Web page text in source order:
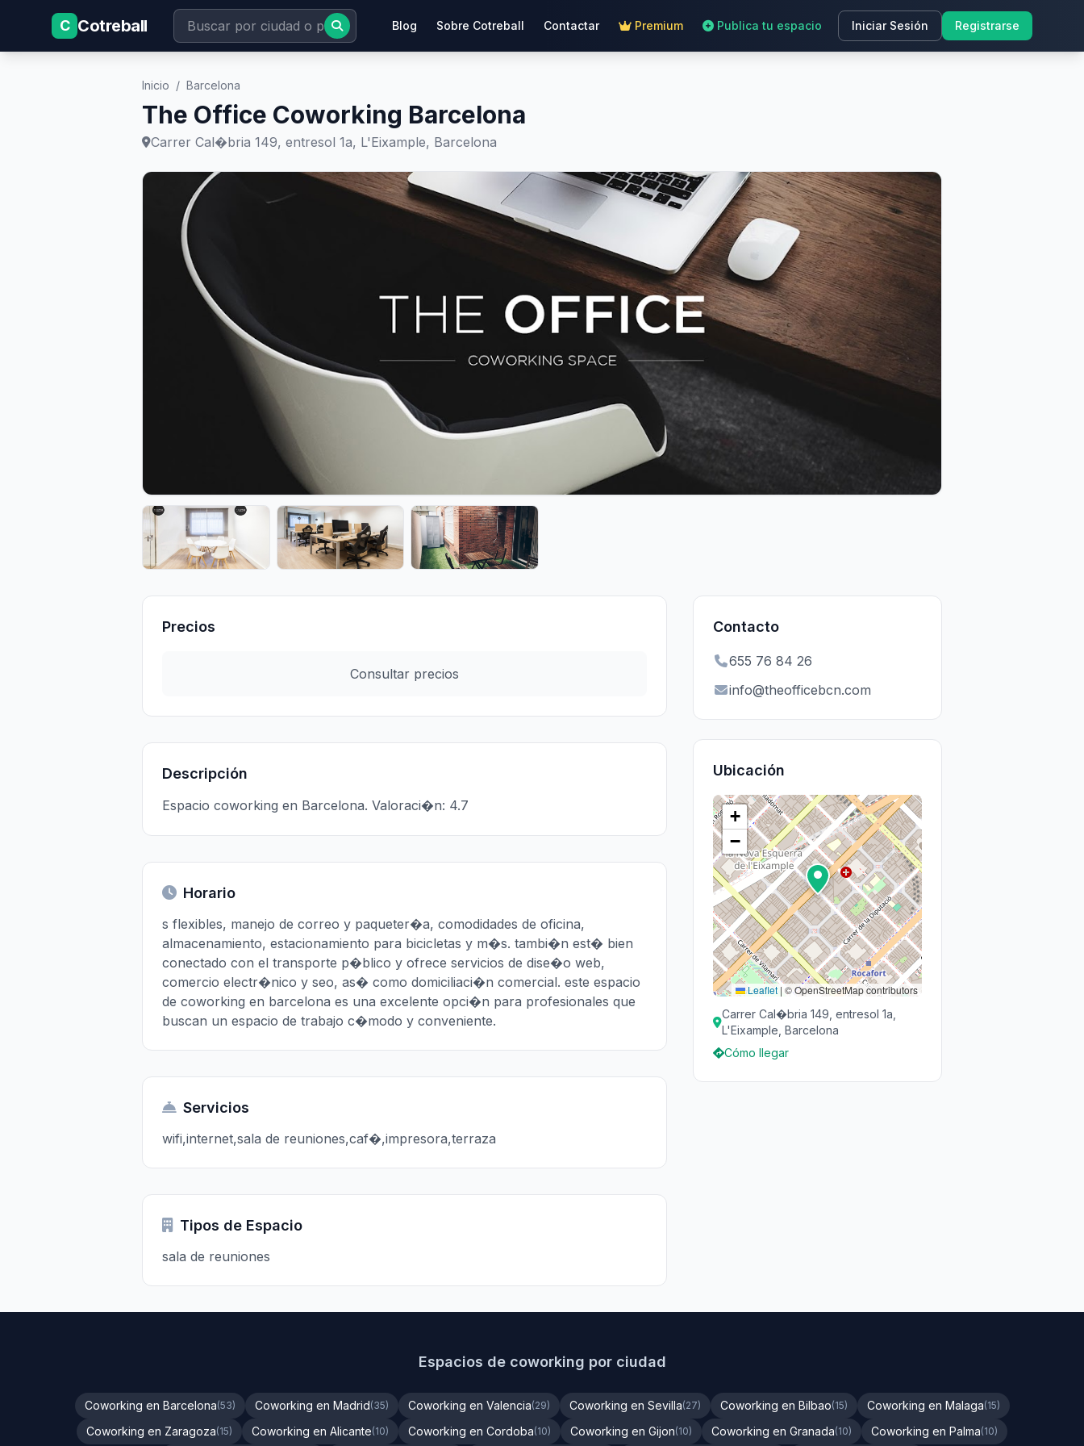
C Cotreball Blog Sobre Cotreball Contactar Premium Publica tu espacio Iniciar Sesión Registrarse
Inicio / Barcelona
The Office Coworking Barcelona
Carrer Cal�bria 149, entresol 1a, L'Eixample, Barcelona
Precios
Consultar precios
Descripción
Espacio coworking en Barcelona. Valoraci�n: 4.7
Horario
s flexibles, manejo de correo y paqueter�a, comodidades de oficina,
almacenamiento, estacionamiento para bicicletas y m�s. tambi�n est� bien
conectado con el transporte p�blico y ofrece servicios de dise�o web,
comercio electr�nico y seo, as� como domiciliaci�n comercial. este espacio
de coworking en barcelona es una excelente opci�n para profesionales que
buscan un espacio de trabajo c�modo y conveniente.
Servicios
wifi,internet,sala de reuniones,caf�,impresora,terraza
Tipos de Espacio
sala de reuniones
Contacto
655 76 84 26
info@theofficebcn.com
Ubicación
+
−
Leaflet | © OpenStreetMap contributors
Carrer Cal�bria 149, entresol 1a,
L'Eixample, Barcelona
Cómo llegar
Espacios de coworking por ciudad
Coworking en Barcelona(53) Coworking en Madrid(35) Coworking en Valencia(29) Coworking en Sevilla(27) Coworking en Bilbao(15) Coworking en Malaga(15)
Coworking en Zaragoza(15) Coworking en Alicante(10) Coworking en Cordoba(10) Coworking en Gijon(10) Coworking en Granada(10) Coworking en Palma(10)